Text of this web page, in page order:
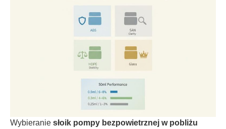
Wybieranie słoik pompy bezpowietrznej w pobliżu